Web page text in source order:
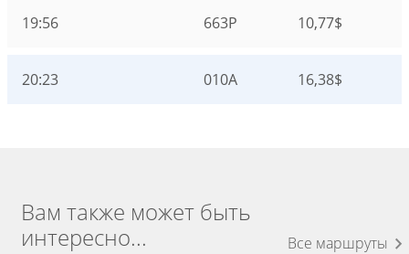
19:56 663Р 10,77$
20:23 010А 16,38$
Вам также может быть
интересно...
Все маршруты